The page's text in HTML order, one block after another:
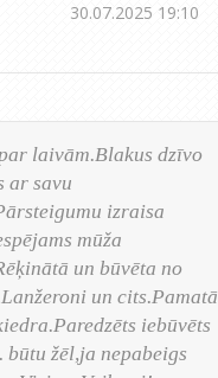
30.07.2025 19:10
laivām.Blakus dzīvo
ar savu
izraisa
mūža
un būvēta no
un cits.Pamatā
iebūvēts
būtu žēl,ja nepabeigs